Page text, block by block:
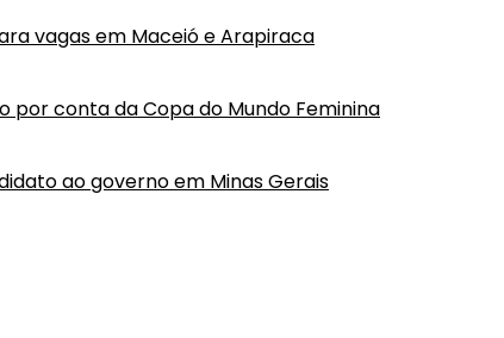
vagas em Maceió e Arapiraca
por conta da Copa do Mundo Feminina
ao governo em Minas Gerais